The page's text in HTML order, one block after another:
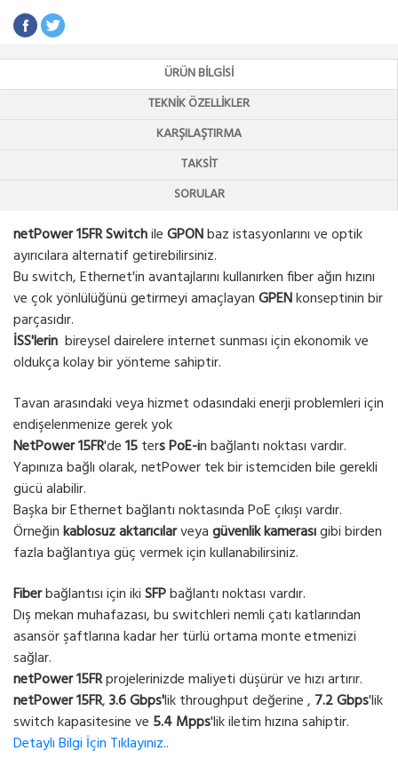
ÜRÜN BILGISI
TEKNIK ÖZELLIKLER
KARŞILAŞTIRMA
TAKSIT
SORULAR
netPower 15FR SwitchileGPONbaz istasyonlarını ve optik
ayırıcılara alternatif getirebilirsiniz.
Bu switch, Ethernet'in avantajlarını kullanırken fiber ağın hızını
ve çok yönlülüğünü getirmeyi amaçlayanGPENkonseptinin bir
parçasıdır.
İSS'lerin bireysel dairelere internet sunması için ekonomik ve
oldukça kolay bir yönteme sahiptir.
Tavan arasındaki veya hizmet odasındaki enerji problemleri için
endişelenmenize gerek yok
NetPower 15FR'de15ters PoE-in bağlantı noktası vardır.
Yapınıza bağlı olarak, netPower tek bir istemciden bile gerekli
gücü alabilir.
Başka bir Ethernet bağlantı noktasında PoE çıkışı vardır.
Örneğinkablosuz aktarıcılarveyagüvenlik kamerasıgibi birden
fazla bağlantıya güç vermek için kullanabilirsiniz.
Fiberbağlantısı için ikiSFPbağlantı noktası vardır.
Dış mekan muhafazası, bu switchleri nemli çatı katlarından
asansör şaftlarına kadar her türlü ortama monte etmenizi
sağlar.
netPower 15FRprojelerinizde maliyeti düşürür ve hızı artırır.
netPower 15FR,3.6 Gbps'lik throughput değerine , 7.2 Gbps'lik
switch kapasitesine ve 5.4 Mpps'lik iletim hızına sahiptir.
Detaylı Bilgi İçin Tıklayınız..